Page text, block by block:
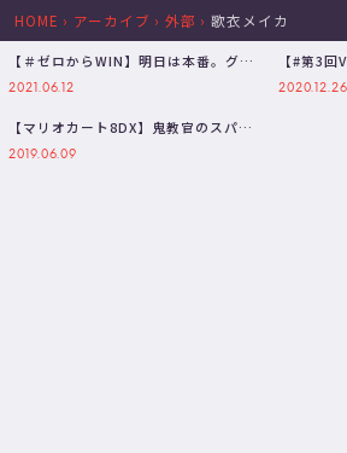
HOME › アーカイブ › 外部 › 歌衣メイカ
【＃ゼロからWIN】明日は本番。グウ
ェルさん超超強化日とする！！！
2021.06.12
【#第3
あがろう
2020.12.26
【マリオカート8DX】鬼教官のスパル
タ教育で急成長を成し遂げろ【三枝
2019.06.09